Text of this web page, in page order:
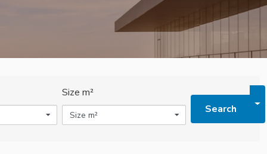
Size m²
Size m² Search